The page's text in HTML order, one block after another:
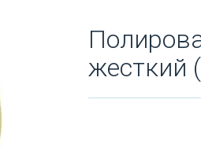
жесткий